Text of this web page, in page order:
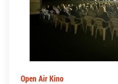
Open Air Kino